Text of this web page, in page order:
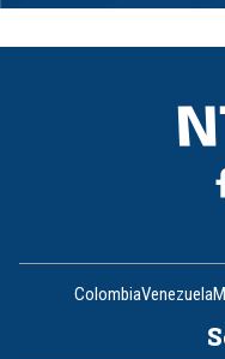
8
ColombiaVenezuela